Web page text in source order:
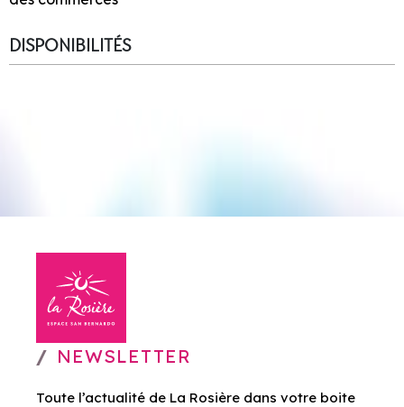
DISPONIBILITÉS
NEWSLETTER
Toute l’actualité de La Rosière dans votre boite